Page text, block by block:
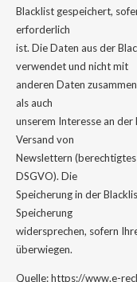
Blacklist gespeichert,
erforderlich
ist. Die Daten aus der
verwendet und nicht mit
anderen Daten
als auch
unserem Interesse an
Versand von
Newslettern
DSGVO). Die
Speicherung in der
Speicherung
widersprechen, sofern
überwiegen.
Quelle: https://www.e-